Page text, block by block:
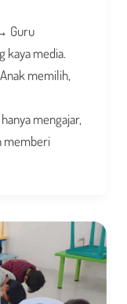
Guru
kaya media.
memilih,
mengajar,
memberi